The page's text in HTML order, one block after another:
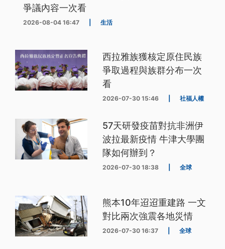
爭議內容一次看
2026-08-04 16:47 生活
西拉雅族獲核定原住民族
爭取過程與族群分布一次
看
2026-07-30 15:46 社福人權
57天研發疫苗對抗非洲伊
波拉最新疫情 牛津大學團
隊如何辦到？
2026-07-30 18:38 全球
熊本10年迢迢重建路 一文
對比兩次強震各地災情
2026-07-30 16:37 全球